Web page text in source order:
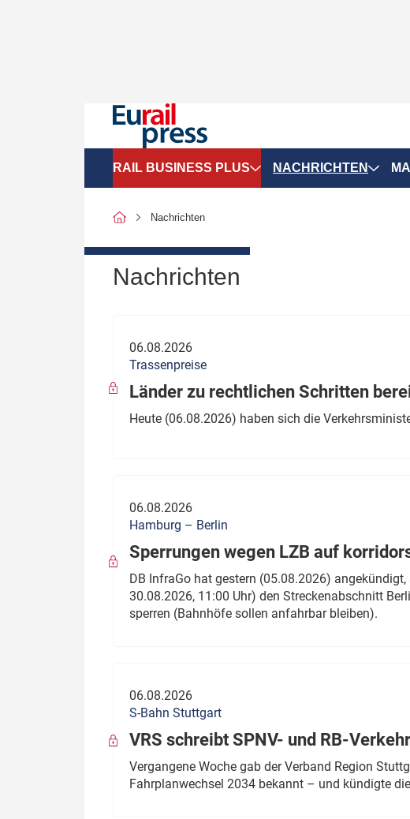
RAIL BUSINESS PLUS
SPNV-Marktdaten
Politik
wen?
Thema des Monats
Dossier: Generalsanierung
Dossier: ETCS
Dossier:
NACHRICHTEN
Nachrichten
Nachrichten
06.08.2026
Trassenpreise
Länder zu rechtlichen Schritten
Heute (06.08.2026) haben sich die
06.08.2026
Hamburg – Berlin
Sperrungen wegen LZB auf
DB InfraGo hat gestern (05.08.2026)
30.08.2026, 11:00 Uhr) den Streckenabschnitt
sperren (Bahnhöfe sollen anfahrbar bleiben).
06.08.2026
S-Bahn Stuttgart
VRS schreibt SPNV- und RB-
Vergangene Woche gab der Verband Region
Fahrplanwechsel 2034 bekannt – und kündigte